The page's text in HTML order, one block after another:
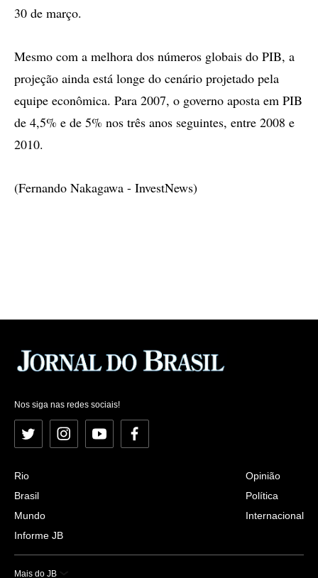
30 de março.
Mesmo com a melhora dos números globais do PIB, a
projeção ainda está longe do cenário projetado pela
equipe econômica. Para 2007, o governo aposta em PIB
de 4,5% e de 5% nos três anos seguintes, entre 2008 e
2010.
(Fernando Nakagawa - InvestNews)
Nos siga nas redes sociais!
Twitter InstagramYouTubeFacebook
Rio
Brasil
Mundo
Informe JB
Opinião
Política
Internacional
Mais do JB